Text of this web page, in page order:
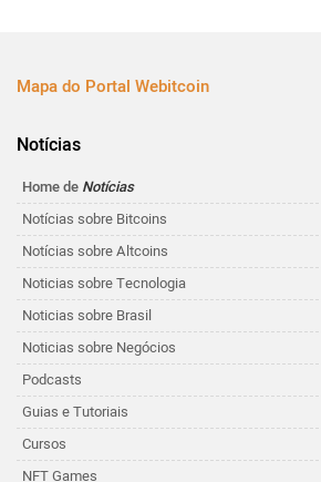
Mapa do Portal Webitcoin
Notícias
Home de Notícias
Notícias sobre Bitcoins
Notícias sobre Altcoins
Noticias sobre Tecnologia
Noticias sobre Brasil
Noticias sobre Negócios
Podcasts
Guias e Tutoriais
Cursos
NFT Games